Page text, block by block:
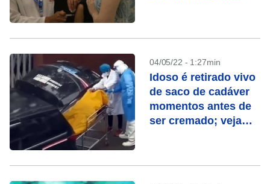
04/05/22 - 1:27min
Idoso é retirado vivo
de saco de cadáver
momentos antes de
ser cremado; veja